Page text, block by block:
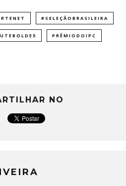
#SELEÇÃOBRASILEIRA
PRÊMIODOIPC
NO